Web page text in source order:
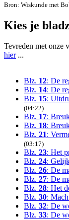
Bron: Wiskunde met
Kies je
Tevreden met onze
hier...
Blz. 12: De
Blz. 14: De
Blz. 15:
(04:22)
Blz. 17:
Blz. 18:
Blz. 21:
(03:17)
Blz. 23: Het
Blz. 24:
Blz. 26: De
Blz. 27: De
Blz. 28: Het
Blz. 30:
Blz. 32: De
Blz. 33: De